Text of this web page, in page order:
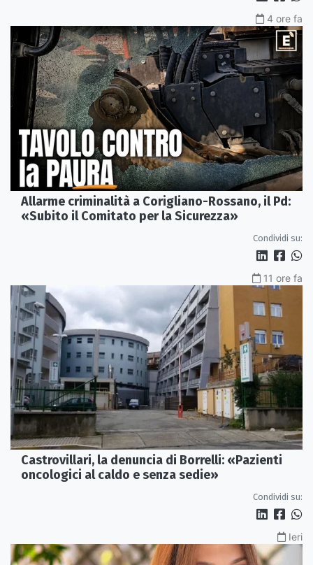
4 ore fa
Allarme criminalità a Corigliano-Rossano, il Pd:
«Subito il Comitato per la Sicurezza»
Condividi su:
11 ore fa
Castrovillari, la denuncia di Borrelli: «Pazienti
oncologici al caldo e senza sedie»
Condividi su:
Ieri